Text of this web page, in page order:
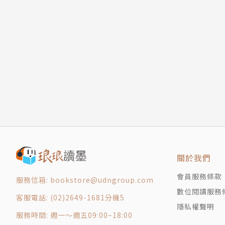
服務信箱: bookstore@udngroup.com
客服電話: (02)2649-1681分機5
服務時間: 週一～週五09:00~18:00
關於我們
會員服務條款
數位閱讀服務
隱私權聲明